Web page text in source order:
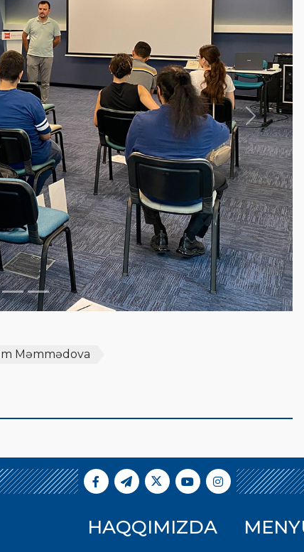
Next
Məmmədova
HAQQIMIZDA